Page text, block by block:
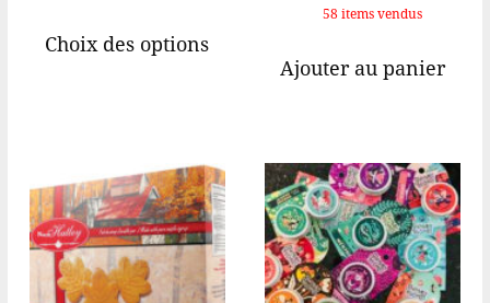
Choix des optionsproduit
Les
options
peuvent
être
choisies
58 items vendus
Ajouter au panier